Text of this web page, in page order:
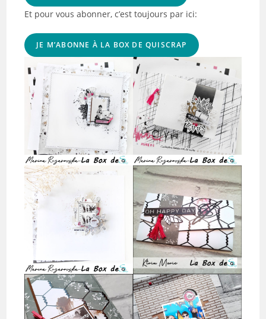
Et pour vous abonner, c’est toujours par ici:
JE M’ABONNE À LA BOX DE QUISCRAP